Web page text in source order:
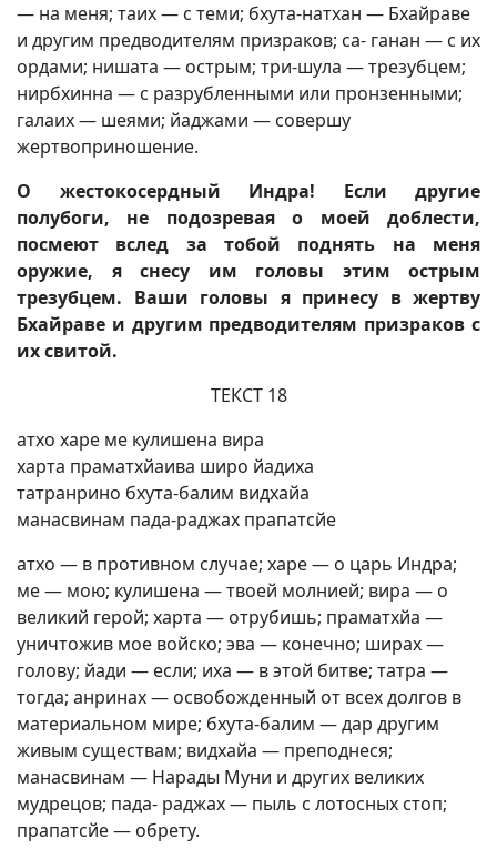
— на меня; таих — с теми; бхута-натхан — Бхайраве
и другим предводителям призраков; са- ганан — с их
ордами; нишата — острым; три-шула — трезубцем;
нирбхинна — с разрубленными или пронзенными;
галаих — шеями; йаджами — совершу
жертвоприношение.
О жестокосердный Индра! Если другие
полубоги, не подозревая о моей доблести,
посмеют вслед за тобой поднять на меня
оружие, я снесу им головы этим острым
трезубцем. Ваши головы я принесу в жертву
Бхайраве и другим предводителям призраков с
их свитой.
ТЕКСТ 18
атхо харе ме кулишена вира
харта праматхйаива широ йадиха
татранрино бхута-балим видхайа
манасвинам пада-раджах прапатсйе
атхо — в противном случае; харе — о царь Индра;
ме — мою; кулишена — твоей молнией; вира — о
великий герой; харта — отрубишь; праматхйа —
уничтожив мое войско; эва — конечно; ширах —
голову; йади — если; иха — в этой битве; татра —
тогда; анринах — освобожденный от всех долгов в
материальном мире; бхута-балим — дар другим
живым существам; видхайа — преподнеся;
манасвинам — Нарады Муни и других великих
мудрецов; пада- раджах — пыль с лотосных стоп;
прапатсйе — обрету.